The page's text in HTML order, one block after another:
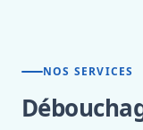
NOS SERVICES